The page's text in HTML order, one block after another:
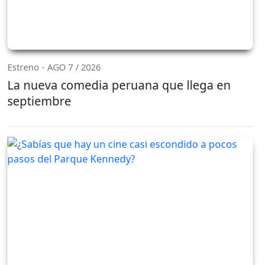
Estreno - AGO 7 / 2026
La nueva comedia peruana que llega en
septiembre